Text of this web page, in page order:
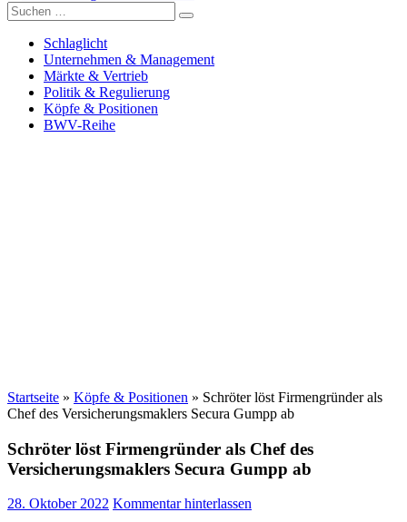
Versicherungswirtschaft-heute
Suche
nach:
Schlaglicht
Unternehmen & Management
Märkte & Vertrieb
Politik & Regulierung
Köpfe & Positionen
BWV-Reihe
Startseite » Köpfe & Positionen » Schröter löst Firmengründer als
Chef des Versicherungsmaklers Secura Gumpp ab
Schröter löst Firmengründer als Chef des
Versicherungsmaklers Secura Gumpp ab
28. Oktober 2022 Kommentar hinterlassen